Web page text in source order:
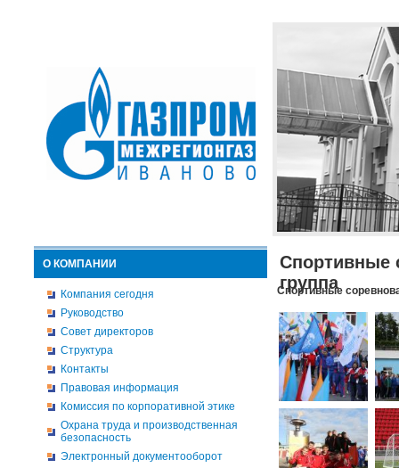
О КОМПАНИИ
Компания сегодня
Руководство
Совет директоров
Структура
Контакты
Правовая информация
Комиссия по корпоративной этике
Охрана труда и производственная
безопасность
Электронный документооборот
Спортивные
группа
Спортивные